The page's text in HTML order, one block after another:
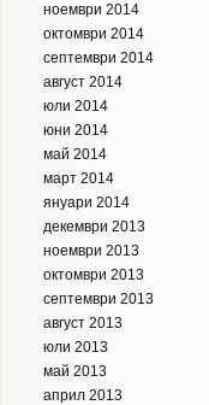
ноември 2014
октомври 2014
септември 2014
август 2014
юли 2014
юни 2014
май 2014
март 2014
януари 2014
декември 2013
ноември 2013
октомври 2013
септември 2013
август 2013
юли 2013
май 2013
април 2013